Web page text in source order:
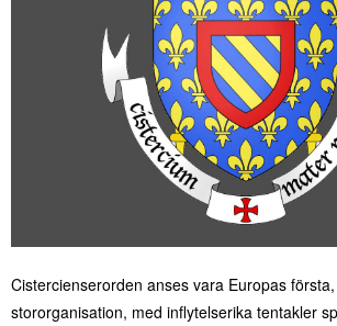
Cistercienserorden anses vara Europas
stororganisation, med inflytelserika tentakler